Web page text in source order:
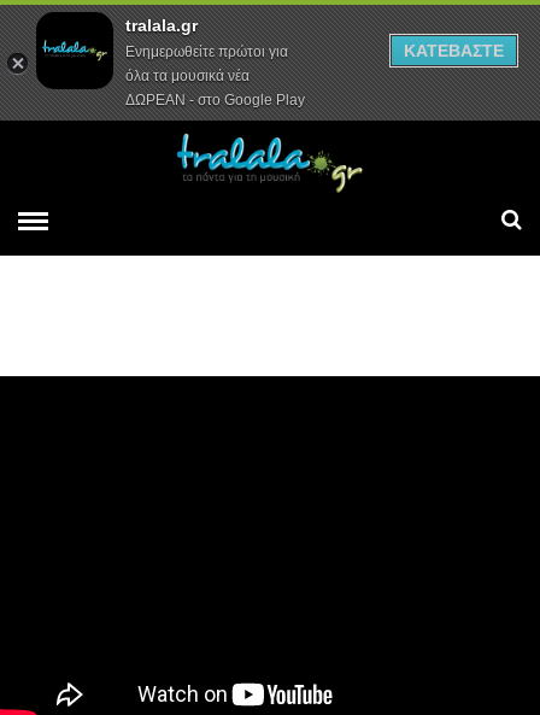
Αρχική Συνεντεύξεις Ρεπορτάζ
tralala.gr
Ενημερωθείτε πρώτοι για
όλα τα μουσικά νέα
ΔΩΡΕΑΝ - στο Google Play
ΚΑΤΕΒΑΣΤΕ